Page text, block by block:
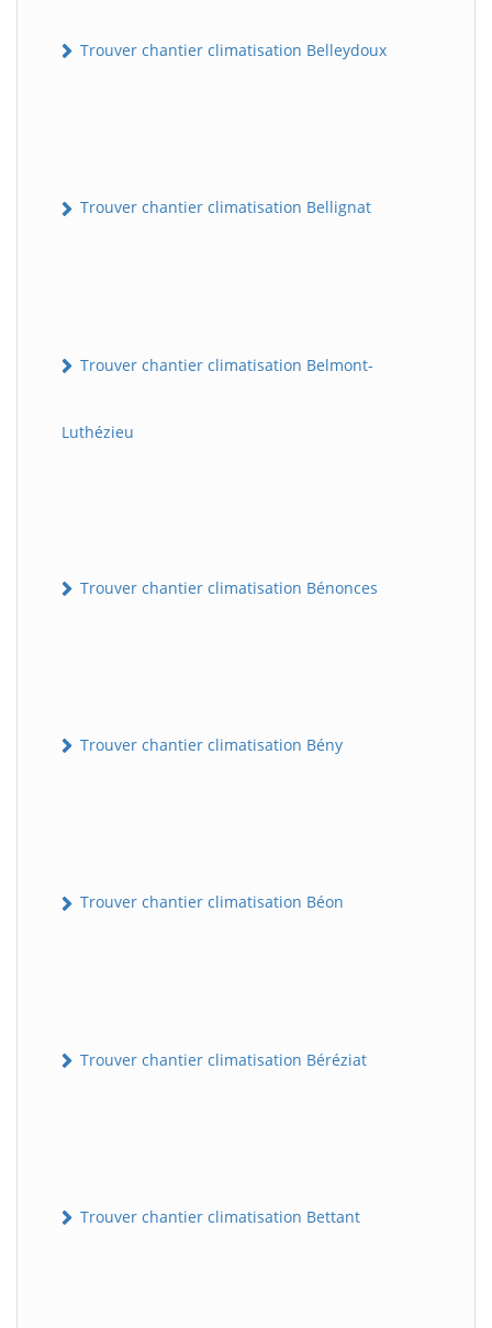
Trouver chantier climatisation Belleydoux
Trouver chantier climatisation Bellignat
Trouver chantier climatisation Belmont-
Luthézieu
Trouver chantier climatisation Bénonces
Trouver chantier climatisation Bény
Trouver chantier climatisation Béon
Trouver chantier climatisation Béréziat
Trouver chantier climatisation Bettant